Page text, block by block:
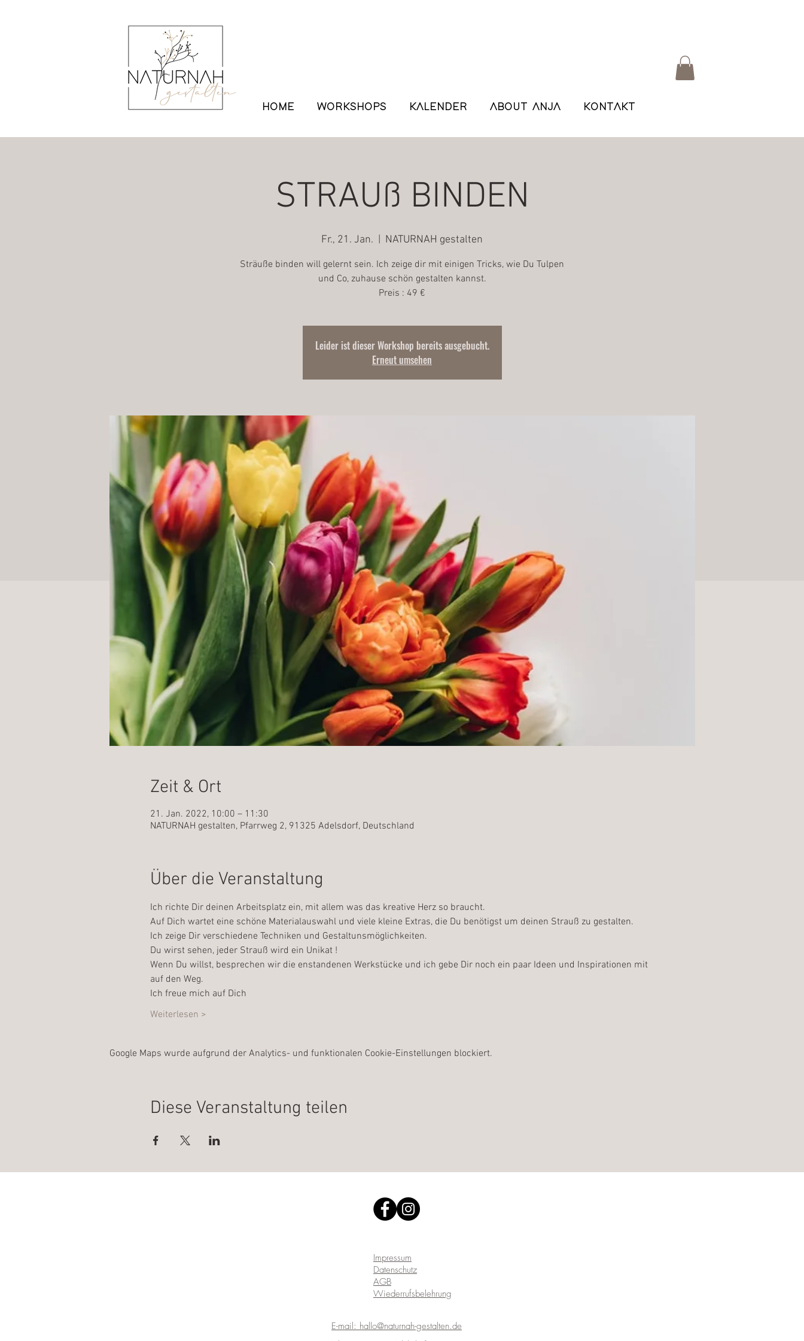
STRAUß BINDEN
Fr., 21. Jan. NATURNAH gestalten
Sträuße binden will gelernt sein. Ich zeige dir mit einigen Tricks, wie Du Tulpen
und Co, zuhause schön gestalten kannst.
Preis : 49 €
Leider ist dieser Workshop bereits ausgebucht.
Erneut umsehen
Zeit & Ort
21. Jan. 2022, 10:00 – 11:30
NATURNAH gestalten, Pfarrweg 2, 91325 Adelsdorf, Deutschland
Über die Veranstaltung
Ich richte Dir deinen Arbeitsplatz ein, mit allem was das kreative Herz so braucht.
Auf Dich wartet eine schöne Materialauswahl und viele kleine Extras, die Du benötigst um deinen Strauß zu gestalten.
Ich zeige Dir verschiedene Techniken und Gestaltunsmöglichkeiten.
Du wirst sehen, jeder Strauß wird ein Unikat !
Wenn Du willst, besprechen wir die enstandenen Werkstücke und ich gebe Dir noch ein paar Ideen und Inspirationen mit
auf den Weg.
Ich freue mich auf Dich
Weiterlesen >
Google Maps wurde aufgrund der Analytics- und funktionalen Cookie-Einstellungen blockiert.
Diese Veranstaltung teilen
HOME WORKSHOPS KALENDER ABOUT ANJA KONTAKT
Impressum
Datenschutz
AGB
Wiederrufsbelehrung
E-mail: hallo@naturnah-gestalten.de